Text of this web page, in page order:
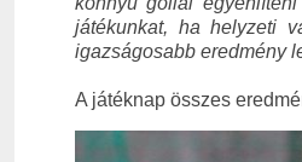
játékunkat, ha helyzeti
igazságosabb eredmény
A játéknap összes